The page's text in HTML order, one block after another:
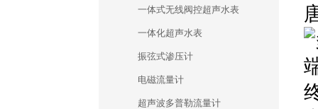
一体式无线阀控超声水表
一体化超声水表
振弦式渗压计
电磁流量计
超声波多普勒流量计